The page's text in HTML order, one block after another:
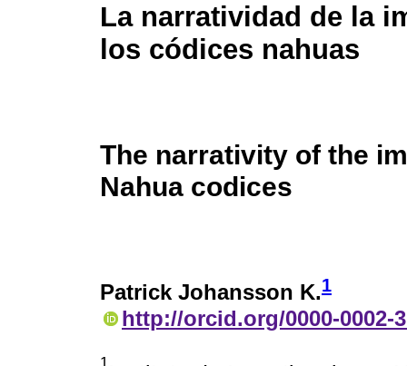
La narratividad de la
los códices nahuas
The narrativity of the
Nahua codices
Patrick Johansson K.1
http://orcid.org/0000-0002-